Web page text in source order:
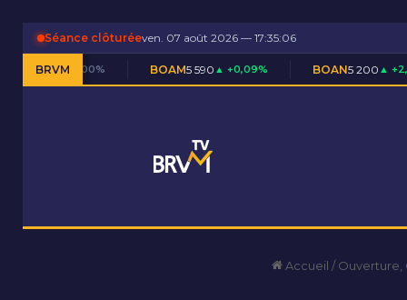
Séance clôturéeven. 07 août 2026 — 17:35:06
BRVMBOAM5 590 ▲ +0,09% BOAN5 200 ▲ +2,46%
Accueil / Ouverture,